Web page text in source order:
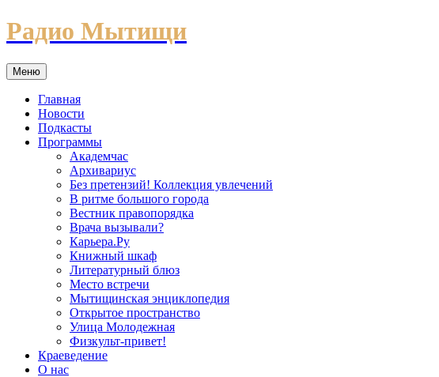
Перейти
к
Радио Мытищи
Меню
Главная
Новости
Подкасты
Программы
Академчас
Архивариус
Без претензий! Коллекция увлечений
В ритме большого города
Вестник правопорядка
Врача вызывали?
Карьера.Ру
Книжный шкаф
Литературный блюз
Место встречи
Мытищинская энциклопедия
Открытое пространство
Улица Молодежная
Физкульт-привет!
Краеведение
О нас